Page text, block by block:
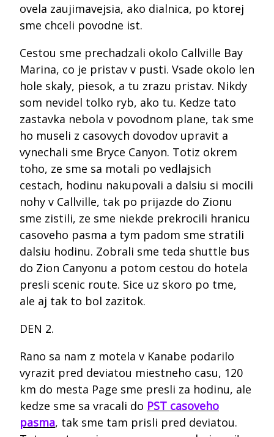
ovela zaujimavejsia, ako dialnica, po ktorej
sme chceli povodne ist.
Cestou sme prechadzali okolo Callville Bay
Marina, co je pristav v pusti. Vsade okolo len
hole skaly, piesok, a tu zrazu pristav. Nikdy
som nevidel tolko ryb, ako tu. Kedze tato
zastavka nebola v povodnom plane, tak sme
ho museli z casovych dovodov upravit a
vynechali sme Bryce Canyon. Totiz okrem
toho, ze sme sa motali po vedlajsich
cestach, hodinu nakupovali a dalsiu si mocili
nohy v Callville, tak po prijazde do Zionu
sme zistili, ze sme niekde prekrocili hranicu
casoveho pasma a tym padom sme stratili
dalsiu hodinu. Zobrali sme teda shuttle bus
do Zion Canyonu a potom cestou do hotela
presli scenic route. Sice uz skoro po tme,
ale aj tak to bol zazitok.
DEN 2.
Rano sa nam z motela v Kanabe podarilo
vyrazit pred deviatou miestneho casu, 120
km do mesta Page sme presli za hodinu, ale
kedze sme sa vracali do PST casoveho
pasma, tak sme tam prisli pred deviatou.